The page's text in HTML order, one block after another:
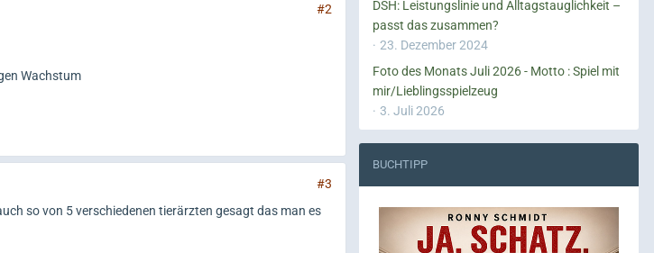
#2
Wachstum
#3
so von 5 verschiedenen tierärzten gesagt das man es
DSH: Leistungslinie und Alltagstauglichkeit –
passt das zusammen?
23. Dezember 2024
Foto des Monats Juli 2026 - Motto : Spiel mit
mir/Lieblingsspielzeug
3. Juli 2026
BUCHTIPP